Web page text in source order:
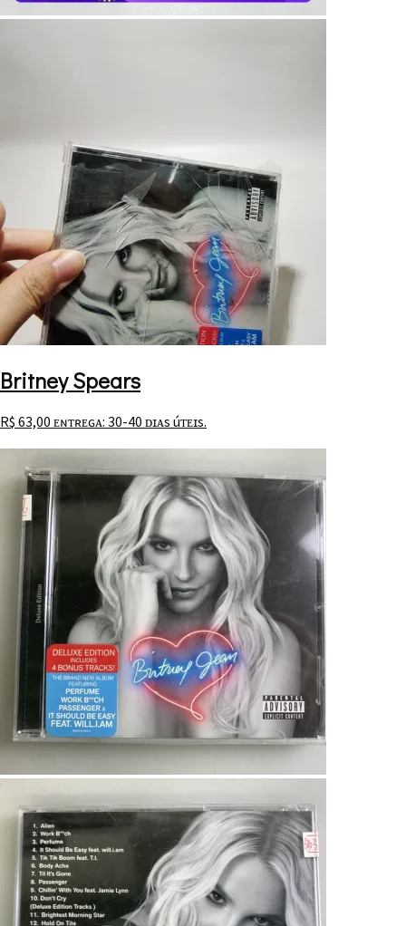
Britney Spears
R$ 63,00 ᴇɴᴛʀᴇɢᴀ: 30-40 ᴅɪᴀs úᴛᴇɪs.